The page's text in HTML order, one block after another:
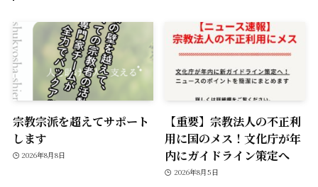
宗教宗派を超えてサポート
します
2026年8月8日
【重要】宗教法人の不正利
用に国のメス！文化庁が年
内にガイドライン策定へ
2026年8月5日